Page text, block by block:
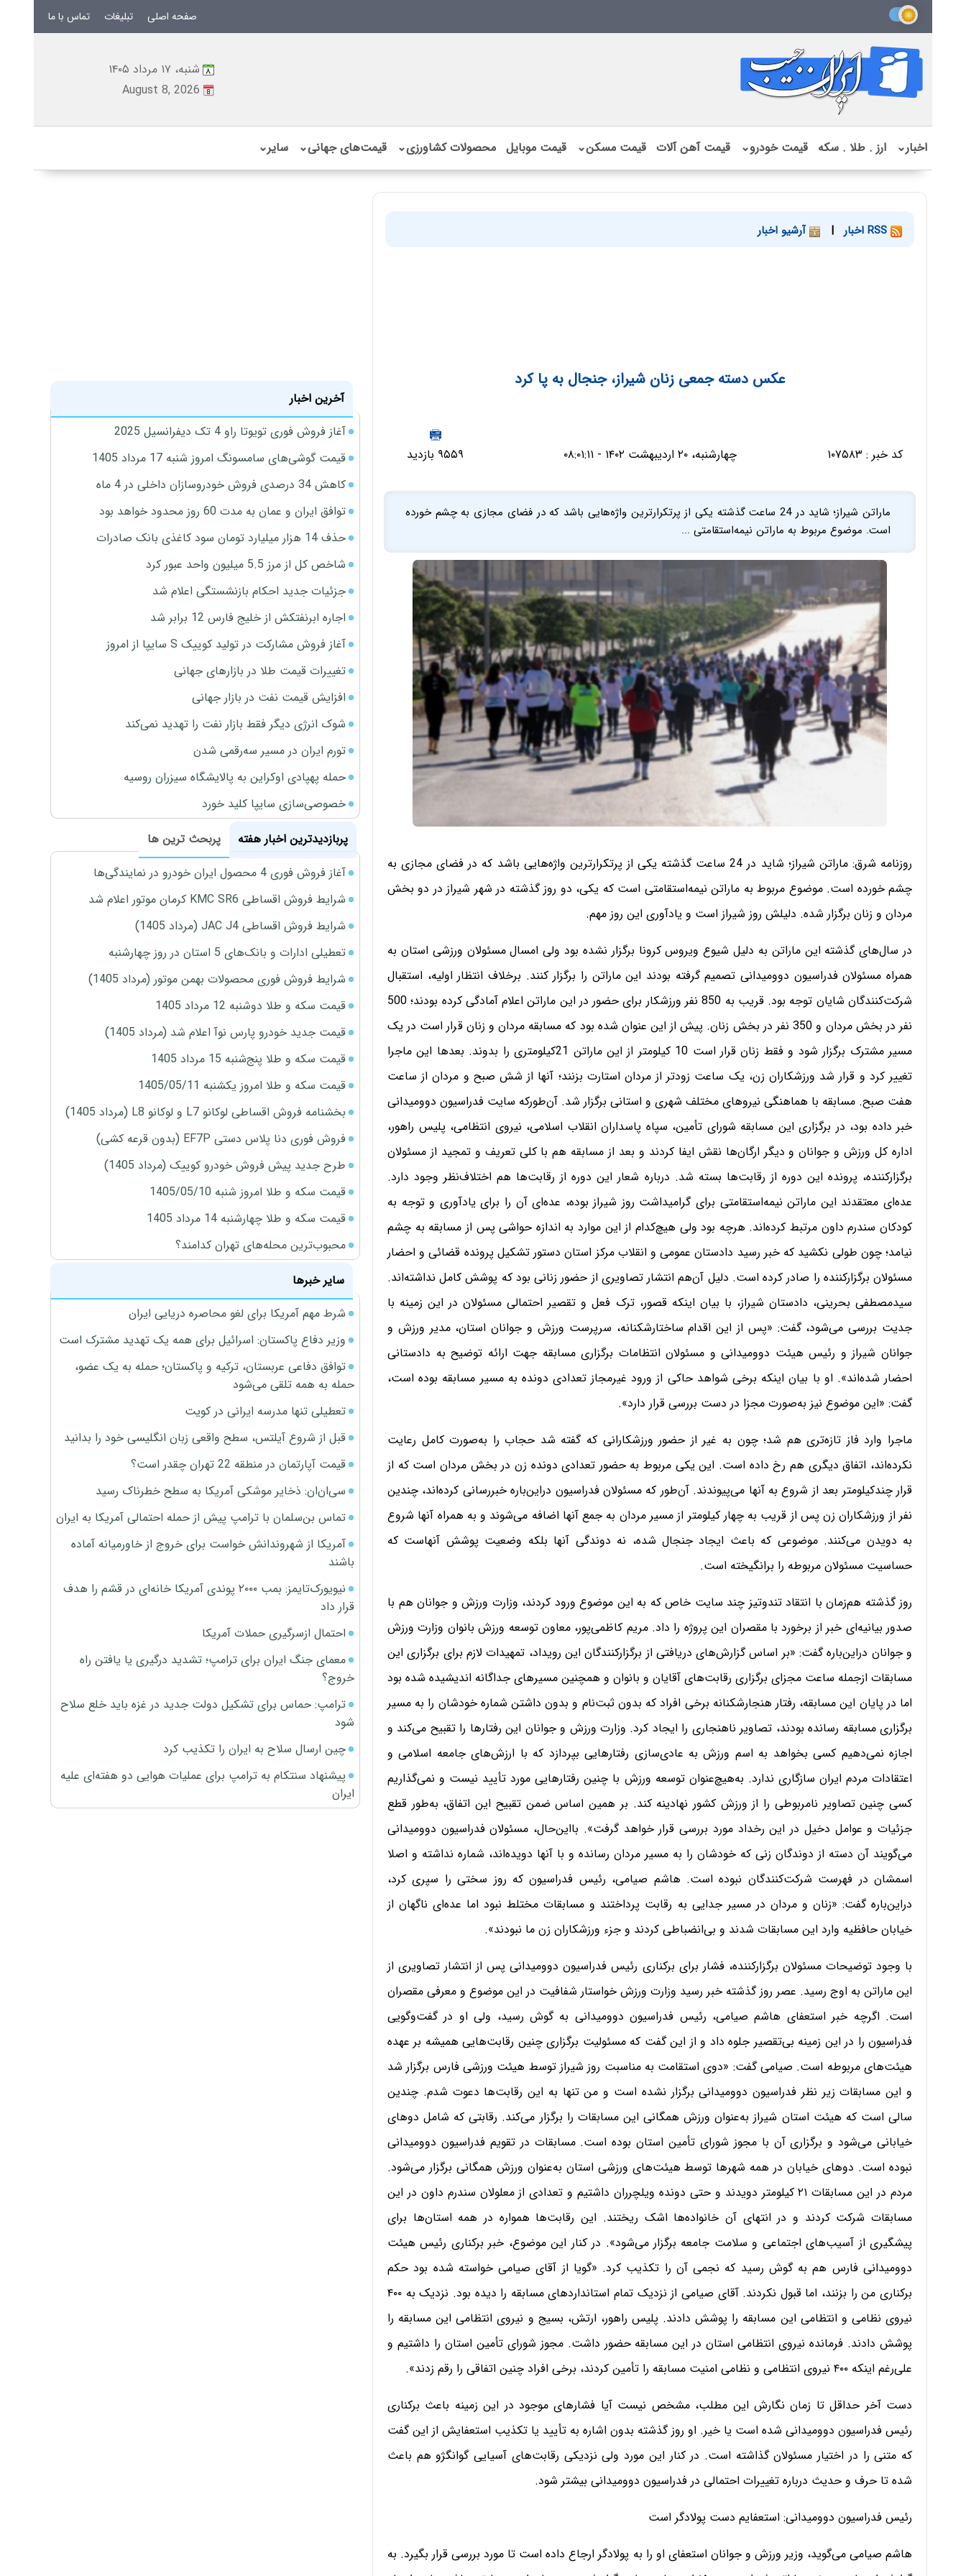
صفحه اصلی تبلیغات تماس با ما
شنبه، ۱۷ مرداد ۱۴۰۵
August 8, 2026
اخبار⌄ ارز . طلا . سکه قیمت خودرو⌄ قیمت آهن آلات قیمت مسکن⌄ قیمت موبایل محصولات کشاورزی⌄ قیمت‌های جهانی⌄ سایر⌄
| آرشیو اخبار
عکس دسته جمعی زنان شیراز، جنجال به پا کرد
کد خبر : ۱۰۷۵۸۳ چهارشنبه، ۲۰ اردیبهشت ۱۴۰۲ - ۰۸:۰۱:۱۱ ۹۵۵۹ بازدید
ماراتن شیراز؛ شاید در 24 ساعت گذشته یکی از پرتکرارترین واژه‌هایی باشد که در فضای مجازی به چشم خورده
است. موضوع مربوط به ماراتن نیمه‌استقامتی ...
روزنامه شرق: ماراتن شیراز؛ شاید در 24 ساعت گذشته یکی از پرتکرارترین واژه‌هایی باشد که در فضای مجازی به
چشم خورده است. موضوع مربوط به ماراتن نیمه‌استقامتی است که یکی، دو روز گذشته در شهر شیراز در دو بخش
مردان و زنان برگزار شده‌‌. دلیلش روز شیراز است و یادآوری این روز مهم.
در سال‌های گذشته این ماراتن به دلیل شیوع ویروس کرونا برگزار نشده بود ولی امسال مسئولان ورزشی استان به
همراه مسئولان فدراسیون دوومیدانی تصمیم گرفته بودند این ماراتن را برگزار کنند. برخلاف انتظار اولیه، استقبال
شرکت‌کنندگان شایان توجه بود. قریب به 850 نفر ورزشکار برای حضور در این ماراتن اعلام آمادگی کرده بودند؛ 500
نفر در بخش مردان و 350 نفر در بخش زنان. پیش از این عنوان شده بود که مسابقه مردان و زنان قرار است در یک
مسیر مشترک برگزار شود و فقط زنان قرار است 10 کیلومتر از این ماراتن 21‌کیلومتری را بدوند. بعدها این ماجرا
تغییر کرد و قرار شد ورزشکاران زن، یک ساعت زودتر از مردان استارت بزنند؛ آنها از شش صبح و مردان از ساعت
هفت صبح. مسابقه با هماهنگی نیروهای مختلف شهری و استانی برگزار شد. آن‌طور‌که سایت فدراسیون دوومیدانی
خبر داده بود، در برگزاری این مسابقه شورای تأمین، سپاه پاسداران انقلاب اسلامی، نیروی انتظامی، پلیس راهور،
اداره کل ورزش و جوانان و دیگر ارگان‌ها نقش ایفا کردند و بعد از مسابقه هم با کلی تعریف و تمجید از مسئولان
برگزار‌کننده، پرونده این دوره از رقابت‌ها بسته شد. درباره شعار این دوره از رقابت‌ها هم اختلاف‌نظر وجود دارد.
عده‌ای معتقدند این ماراتن نیمه‌استقامتی برای گرامیداشت روز شیراز بوده، عده‌ای آن را برای یادآوری و توجه به
کودکان سندرم داون مرتبط کرده‌اند. هرچه بود ولی هیچ‌کدام از این موارد به اندازه حواشی پس از مسابقه به چشم
نیامد؛ چون طولی نکشید که خبر رسید دادستان عمومی و انقلاب مرکز استان دستور تشکیل پرونده قضائی و احضار
مسئولان برگزار‌کننده را صادر کرده است. دلیل آن‌هم انتشار تصاویری از حضور زنانی بود که پوشش کامل نداشته‌اند.
سید‌مصطفی بحرینی، دادستان شیراز، با بیان اینکه قصور، ترک فعل و تقصیر احتمالی مسئولان در این زمینه با
جدیت بررسی می‌شود، گفت: «پس از این اقدام ساختار‌شکنانه، سرپرست ورزش و جوانان استان، مدیر ورزش و
جوانان شیراز و رئیس هیئت دو‌و‌میدانی و مسئولان انتظامات برگزاری مسابقه جهت ارائه توضیح به دادستانی
احضار شده‌اند». او با بیان اینکه برخی شواهد حاکی از ورود غیر‌مجاز تعدادی دونده به مسیر مسابقه بوده است،
گفت: «این موضوع نیز به‌صورت مجزا در دست بررسی قرار دارد».
ماجرا وارد فاز تازه‌تری هم شد؛ چون به غیر از حضور ورزشکارانی که گفته شد حجاب را به‌صورت کامل رعایت
نکرده‌اند، اتفاق دیگری هم رخ داده است. این یکی مربوط به حضور تعدادی دونده زن در بخش مردان است که از
قرار چندکیلومتر بعد از شروع به آنها می‌پیوندند. آن‌طور که مسئولان فدراسیون در‌این‌باره خبررسانی کرده‌اند، چندین
نفر از ورزشکاران زن پس از قریب به چهار کیلومتر از مسیر مردان به جمع آنها اضافه می‌شوند و به همراه آنها شروع
به دویدن می‌کنند. موضوعی که باعث ایجاد جنجال شده، نه دوندگی آنها بلکه وضعیت پوشش آنهاست که
حساسیت مسئولان مربوطه را برانگیخته است.
روز گذشته هم‌زمان با انتقاد تندوتیز چند سایت خاص که به این موضوع ورود کردند، وزارت ورزش و جوانان هم با
صدور بیانیه‌ای خبر از برخورد با مقصران این پروژه را داد. مریم کاظمی‌پور، معاون توسعه ورزش بانوان وزارت ورزش
و جوانان در‌این‌باره گفت: «بر اساس گزارش‌های دریافتی از برگزارکنندگان این رویداد، تمهیدات لازم برای برگزاری این
مسابقات از‌جمله ساعت مجزای برگزاری رقابت‌های آقایان و بانوان و همچنین مسیرهای جداگانه اندیشیده شده بود
اما در پایان این مسابقه، رفتار هنجارشکنانه برخی افراد که بدون ثبت‌نام و بدون داشتن شماره خودشان را به مسیر
برگزاری مسابقه رسانده بودند، تصاویر ناهنجاری را ایجاد کرد. وزارت ورزش و جوانان این رفتارها را تقبیح می‌کند و
اجازه نمی‌دهیم کسی بخواهد به اسم ورزش به عادی‌سازی رفتارهایی بپردازد که با ارزش‌های جامعه اسلامی و
اعتقادات مردم ایران سازگاری ندارد. به‌هیچ‌عنوان توسعه ورزش با چنین رفتارهایی مورد تأیید نیست و نمی‌گذاریم
کسی چنین تصاویر نامربوطی را از ورزش کشور نهادینه کند. بر همین اساس ضمن تقبیح این اتفاق، به‌طور قطع
جزئیات و عوامل دخیل در این رخداد مورد بررسی قرار خواهد گرفت». با‌این‌حال، مسئولان فدراسیون دوومیدانی
می‌گویند آن دسته از دوندگان زنی که خودشان را به مسیر مردان رسانده و با آنها دویده‌اند، شماره نداشته و اصلا
اسمشان در فهرست شرکت‌کنندگان نبوده است. هاشم صیامی، رئیس فدراسیون که روز سختی را سپری کرد،
در‌این‌باره گفت: «زنان و مردان در مسیر جدایی به رقابت پرداختند و مسابقات مختلط نبود‌ اما عده‌ای ناگهان از
خیابان حافظیه وارد این مسابقات شدند و بی‌انضباطی کردند و جزء ورزشکاران زن ما نبودند».
با وجود توضیحات مسئولان برگزار‌کننده، فشار برای برکناری رئیس فدراسیون دوومیدانی پس از انتشار تصاویری از
این ماراتن به اوج رسید. عصر روز گذشته خبر رسید وزارت ورزش خواستار شفافیت در این موضوع و معرفی مقصران
است. اگرچه خبر استعفای هاشم صیامی، رئیس فدراسیون دوومیدانی به گوش رسید، ولی او در گفت‌وگویی
فدراسیون را در این زمینه بی‌تقصیر جلوه داد و از این گفت که مسئولیت برگزاری چنین رقابت‌هایی همیشه بر عهده
هیئت‌های مربوطه است. صیامی گفت: «‌دوی استقامت به مناسبت روز شیراز توسط هیئت ورزشی فارس برگزار شد
و این مسابقات زیر نظر فدراسیون دوومیدانی برگزار نشده است و من تنها به این رقابت‌ها دعوت شدم. چندین
سالی است که هیئت استان شیراز به‌عنوان ورزش همگانی این مسابقات را برگزار می‌کند. رقابتی که شامل دوهای
خیابانی می‌شود و برگزاری آن با مجوز شورای تأمین استان بوده است. مسابقات در تقویم فدراسیون دوومیدانی
نبوده است. دوهای خیابان در همه شهرها توسط هیئت‌های ورزشی استان به‌عنوان ورزش همگانی برگزار می‌شود.
مردم در این مسابقات ۲۱ کیلومتر دویدند و حتی دونده ویلچرران داشتیم و تعدادی از معلولان سندرم داون در این
مسابقات شرکت کردند و در انتهای آن خانواده‌ها اشک ریختند. این رقابت‌ها همواره در همه استان‌ها برای
پیشگیری از آسیب‌های اجتماعی و سلامت جامعه برگزار می‌شود». در کنار این موضوع، خبر برکناری رئیس هیئت
دوومیدانی فارس هم به گوش رسید که نجمی آن را تکذیب کرد. «گویا از آقای صیامی خواسته شده بود حکم
برکناری من را بزنند، اما قبول نکردند. آقای صیامی از نزدیک تمام استانداردهای مسابقه را دیده بود. نزدیک به ۴۰۰
نیروی نظامی و انتظامی این مسابقه را پوشش دادند. پلیس راهور، ارتش، بسیج و نیروی انتظامی این مسابقه را
پوشش دادند. فرمانده نیروی انتظامی استان در این مسابقه حضور داشت. مجوز شورای تأمین استان را داشتیم و
علی‌رغم اینکه ۴۰۰ نیروی انتظامی و نظامی امنیت مسابقه را تأمین کردند، برخی افراد چنین اتفاقی را رقم زدند».
دست آخر حداقل تا زمان نگارش این مطلب، مشخص نیست آیا فشارهای موجود در این زمینه باعث برکناری
رئیس فدراسیون دوومیدانی شده است یا خیر. او روز گذشته بدون اشاره به تأیید یا تکذیب استعفایش از این گفت
که متنی را در اختیار مسئولان گذاشته است. در کنار این مورد ولی نزدیکی رقابت‌های آسیایی گوانگژو هم باعث
شده تا حرف و حدیث درباره تغییرات احتمالی در فدراسیون دوومیدانی بیشتر شود.
رئیس فدراسیون دوومیدانی: استعفایم دست پولادگر است
هاشم صیامی می‌گوید، وزیر ورزش و جوانان استعفای او را به پولادگر ارجاع داده است تا مورد بررسی قرار بگیرد. به
آخرین اخبار
آغاز فروش فوری تویوتا راو 4 تک دیفرانسیل 2025
قیمت گوشی‌های سامسونگ امروز شنبه 17 مرداد 1405
کاهش 34 درصدی فروش خودروسازان داخلی در 4 ماه
توافق ایران و عمان به مدت 60 روز محدود خواهد بود
حذف 14 هزار میلیارد تومان سود کاغذی بانک صادرات
شاخص کل از مرز 5.5 میلیون واحد عبور کرد
جزئیات جدید احکام بازنشستگی اعلام شد
اجاره ابرنفتکش از خلیج فارس 12 برابر شد
آغاز فروش مشارکت در تولید کوییک S سایپا از امروز
تغییرات قیمت طلا در بازارهای جهانی
افزایش قیمت نفت در بازار جهانی
شوک انرژی دیگر فقط بازار نفت را تهدید نمی‌کند
تورم ایران در مسیر سه‌رقمی شدن
حمله پهپادی اوکراین به پالایشگاه سیزران روسیه
خصوصی‌سازی سایپا کلید خورد
پربازدیدترین اخبار هفته
پربحث ترین ها
آغاز فروش فوری 4 محصول ایران خودرو در نمایندگی‌ها
شرایط فروش اقساطی KMC SR6 کرمان موتور اعلام شد
شرایط فروش اقساطی JAC J4 (مرداد 1405)
تعطیلی ادارات و بانک‌های 5 استان در روز چهارشنبه
شرایط فروش فوری محصولات بهمن موتور (مرداد 1405)
قیمت سکه و طلا دوشنبه 12 مرداد 1405
قیمت جدید خودرو پارس نوآ اعلام شد (مرداد 1405)
قیمت سکه و طلا پنج‌شنبه 15 مرداد 1405
قیمت سکه و طلا امروز یکشنبه 1405/05/11
بخشنامه فروش اقساطی لوکانو L7 و لوکانو L8 (مرداد 1405)
فروش فوری دنا پلاس دستی EF7P (بدون قرعه کشی)
طرح جدید پیش فروش خودرو کوییک (مرداد 1405)
قیمت سکه و طلا امروز شنبه 1405/05/10
قیمت سکه و طلا چهارشنبه 14 مرداد 1405
محبوب‌ترین محله‌های تهران کدامند؟
سایر خبرها
شرط مهم آمریکا برای لغو محاصره دریایی ایران
وزیر دفاع پاکستان: اسرائیل برای همه یک تهدید مشترک است
توافق دفاعی عربستان، ترکیه و پاکستان؛ حمله به یک عضو،
حمله به همه تلقی می‌شود
تعطیلی تنها مدرسه ایرانی در کویت
قبل از شروع آیلتس، سطح واقعی زبان انگلیسی خود را بدانید
قیمت آپارتمان در منطقه 22 تهران چقدر است؟
سی‌ان‌ان: ذخایر موشکی آمریکا به سطح خطرناک رسید
تماس بن‌سلمان با ترامپ پیش از حمله احتمالی آمریکا به ایران
آمریکا از شهروندانش خواست برای خروج از خاورمیانه آماده
باشند
نیویورک‌تایمز: بمب ۲۰۰۰ پوندی آمریکا خانه‌ای در قشم را هدف
قرار داد
احتمال ازسرگیری حملات آمریکا
معمای جنگ ایران برای ترامپ؛ تشدید درگیری یا یافتن راه
خروج؟
ترامپ: حماس برای تشکیل دولت جدید در غزه باید خلع سلاح
شود
چین ارسال سلاح به ایران را تکذیب کرد
پیشنهاد سنتکام به ترامپ برای عملیات هوایی دو هفته‌ای علیه
ایران